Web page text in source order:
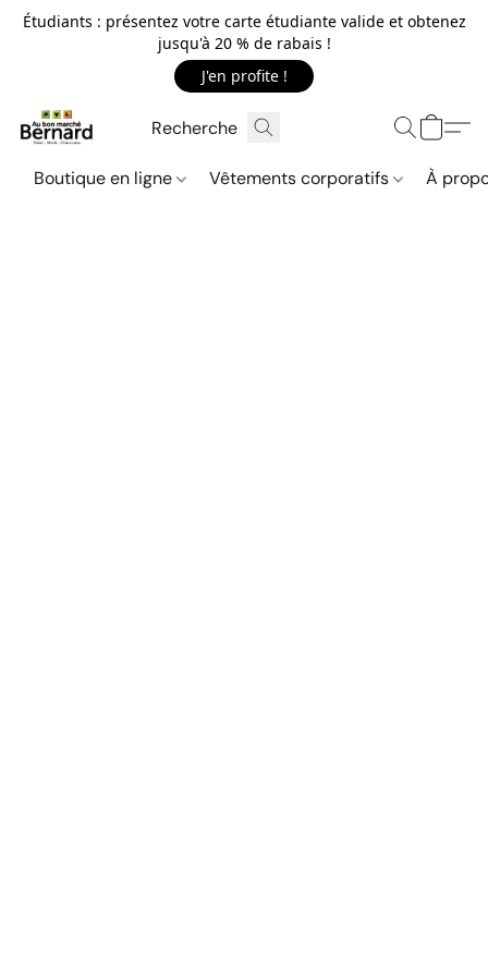
Étudiants : présentez votre carte étudiante valide et obtenez
jusqu'à 20 % de rabais !
J'en profite !
Boutique en ligne Vêtements corporatifs À